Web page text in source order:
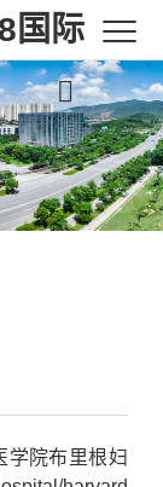
国际
学院布里根妇